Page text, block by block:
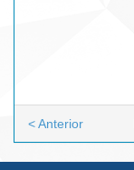
< Anterior